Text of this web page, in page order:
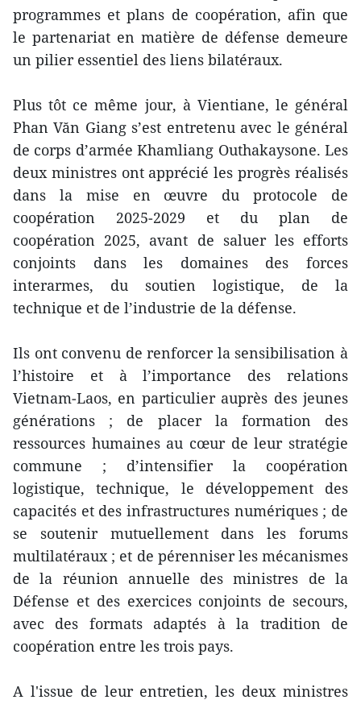
programmes et plans de coopération, afin que
le partenariat en matière de défense demeure
un pilier essentiel des liens bilatéraux.
Plus tôt ce même jour, à Vientiane, le général
Phan Văn Giang s’est entretenu avec le général
de corps d’armée Khamliang Outhakaysone. Les
deux ministres ont apprécié les progrès réalisés
dans la mise en œuvre du protocole de
coopération 2025‑2029 et du plan de
coopération 2025, avant de saluer les efforts
conjoints dans les domaines des forces
interarmes, du soutien logistique, de la
technique et de l’industrie de la défense.
Ils ont convenu de renforcer la sensibilisation à
l’histoire et à l’importance des relations
Vietnam‑Laos, en particulier auprès des jeunes
générations ; de placer la formation des
ressources humaines au cœur de leur stratégie
commune ; d’intensifier la coopération
logistique, technique, le développement des
capacités et des infrastructures numériques ; de
se soutenir mutuellement dans les forums
multilatéraux ; et de pérenniser les mécanismes
de la réunion annuelle des ministres de la
Défense et des exercices conjoints de secours,
avec des formats adaptés à la tradition de
coopération entre les trois pays.
A l'issue de leur entretien, les deux ministres